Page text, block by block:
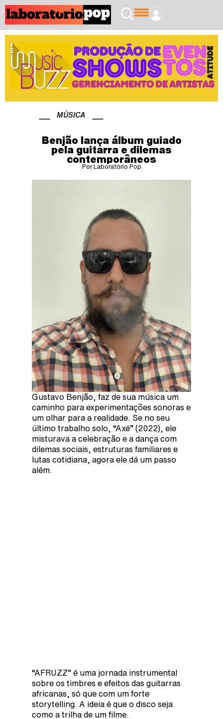
MÚSICA
Benjão lança álbum guiado
pela guitarra e dilemas
contemporâneos
Por Laboratório Pop
Gustavo Benjão, faz de sua música um
caminho para experimentações sonoras e
um olhar para a realidade. Se no seu
último trabalho solo, “Axé” (2022), ele
misturava a celebração e a dança com
dilemas sociais, estruturas familiares e
lutas cotidiana, agora ele dá um passo
além.
“AFRUZZ” é uma jornada instrumental
sobre os timbres e efeitos das guitarras
africanas, só que com um forte
storytelling. A ideia é que o disco seja
como a trilha de um filme.